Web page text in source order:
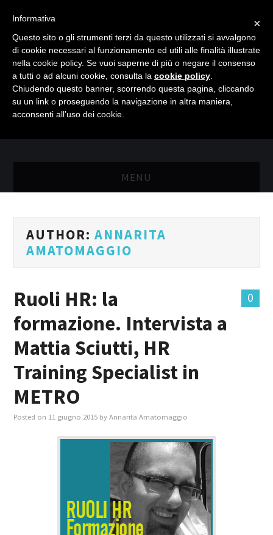
MENU
MASTER MARKETING & RETAIL
SCIENZIATI IN AZIENDA
MASTER IN FOOD & BEVERAGE
GIURISTI IN AZIENDA
TUTTI
AUTHOR:ANNARITA
AMATOMAGGIO
0
Ruoli HR: la
formazione. Intervista a
Mattia Sciutti, HR
Training Specialist in
METRO
Posted on 11 giugno 2015 byAnnarita Amatomaggio
×
Informativa
Questo sito o gli strumenti terzi da questo utilizzati si avvalgono
di cookie necessari al funzionamento ed utili alle finalità illustrate
nella cookie policy. Se vuoi saperne di più o negare il consenso
a tutti o ad alcuni cookie, consulta la cookie policy
Chiudendo questo banner, scorrendo questa pagina, cliccando
su un link o proseguendo la navigazione in altra maniera,
acconsenti all’uso dei cookie.